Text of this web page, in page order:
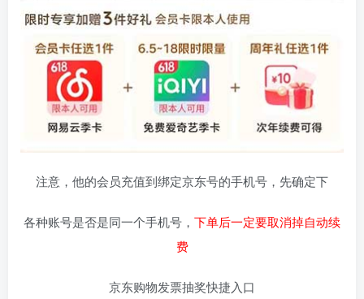
注意，他的会员充值到绑定京东号的手机号，先确定下
各种账号是否是同一个手机号， 下单后一定要取消掉自动续
费
京东购物发票抽奖快捷入口